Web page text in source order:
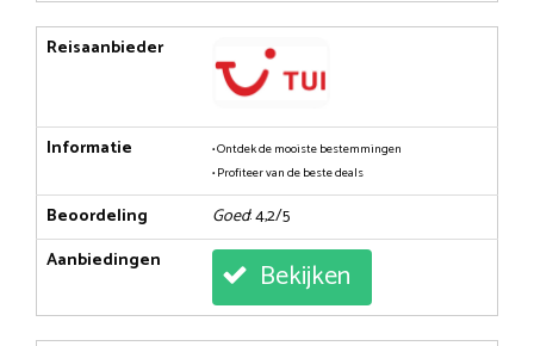
Reisaanbieder
Informatie
• Ontdek de mooiste bestemmingen
• Profiteer van de beste deals
Beoordeling Goed: 4,2/5
Aanbiedingen
Bekijken